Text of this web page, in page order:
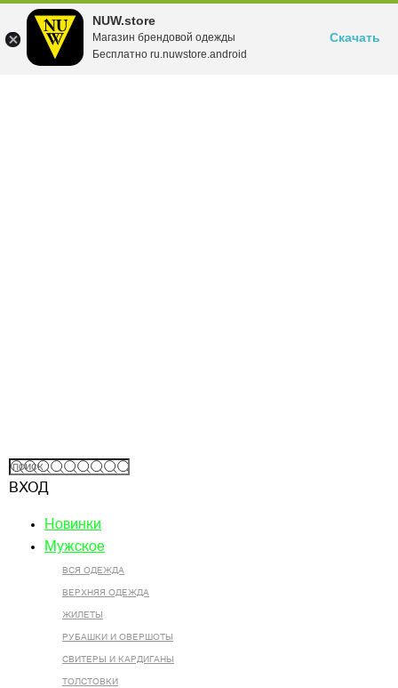
NUW.store
Магазин брендовой одежды
Бесплатно ru.nuwstore.android
Скачать
ВХОД
Новинки
Мужское
ВСЯ ОДЕЖДА
ВЕРХНЯЯ ОДЕЖДА
ЖИЛЕТЫ
РУБАШКИ И ОВЕРШОТЫ
СВИТЕРЫ И КАРДИГАНЫ
ТОЛСТОВКИ